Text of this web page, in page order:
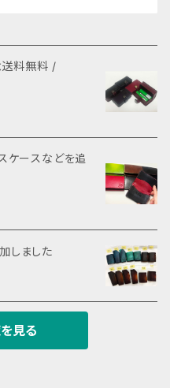
料無料 /
ケースなどを追
しました
見る